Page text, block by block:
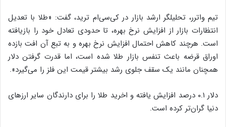
تیم واترر، تحلیلگر ارشد بازار در کی‌سی‌ام ترید، گفت: «طلا با تعدیل
انتظارات بازار از افزایش نرخ بهره، تا حدودی تعادل خود را بازیافته
است. هرچند کاهش احتمال افزایش نرخ بهره و به تبع آن افت بازده
اوراق قرضه باعث تنفس بازار طلا شده است، اما قدرت گرفتن دلار
همچنان مانند یک سقف جلوی رشد بیشتر قیمت این فلز را می‌گیرد».
دلار ۰.۱ درصد افزایش یافته و اخرید طلا را برای دارندگان سایر ارزهای
دنیا گران‌تر کرده است.